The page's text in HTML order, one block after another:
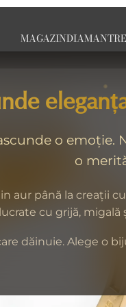
o emoție.
o
aur până la creații
cu grijă, migală
dăinuie. Alege o
MAGAZINDIAMANT